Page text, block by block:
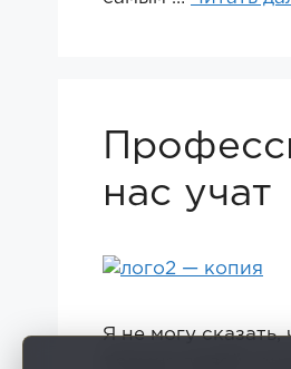
нас учат
Я не могу
больше людей